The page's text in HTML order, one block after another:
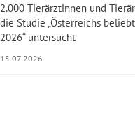
2.000 Tierärztinnen und
die Studie „Österreichs
2026“ untersucht
15.07.2026